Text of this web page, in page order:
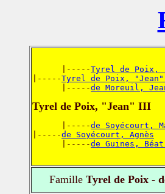
      |-----
Tyrel de Poix,
|-----Tyrel de Poix,
      |-----
de Moreuil,
Tyrel de Poix, "Jean" III
      |-----
de Soyécourt,
|-----de Soyécourt, Agnès
      |-----
de Guines,
FamilleTyrel de Poix -